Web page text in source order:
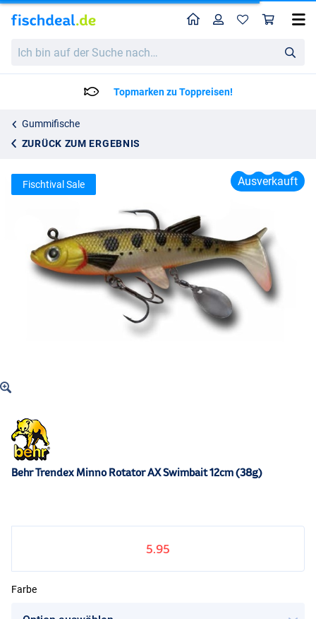
bin
HomeProfil
Topmarken zu Toppreisen!
Gummifische
ZURÜCK ZUM ERGEBNIS
Behr Trendex Minno Rotator AX Swimbait 12cm (38g)
5.95
Ausverkauft
Fischtival Sale
Behr Trendex Minno Rotator AX Swimbait 12cm (38g)
5.95
Farbe